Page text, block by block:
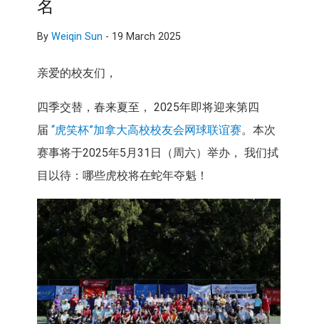
名
By Weiqin Sun - 19 March 2025
亲爱的校友们，
四季交替，春来夏至， 2025年即将迎来第四
届 “虎笑杯”加拿大高校校友会网球联谊赛。本次
赛事将于2025年5月31日（周六）举办， 我们拭
目以待：哪些虎校将在蛇年夺魁！